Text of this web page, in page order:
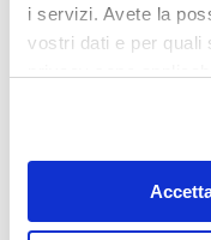
i servizi. Avete la
vostri dati e per quali
modificare o
momento dalla
sull'icona di
dell’Húsavík Cape
esterna dove vive
cucina in qualsiasi
chiudono a chiave,